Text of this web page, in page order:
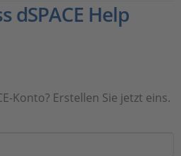
dSPACE Help
Konto? Erstellen Sie jetzt eins.